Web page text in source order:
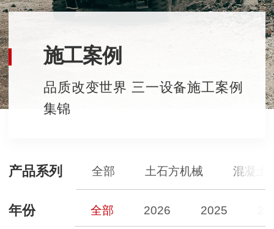
施工案例
品质改变世界 三一设备施工案例
集锦
产品系列 全部 土石方机械 混凝土
年份 全部 2026 2025